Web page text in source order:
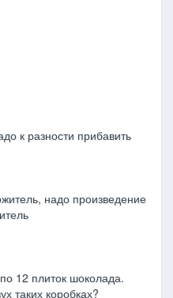
к разности прибавить
надо произведение
12 плиток шоколада.
таких коробках?